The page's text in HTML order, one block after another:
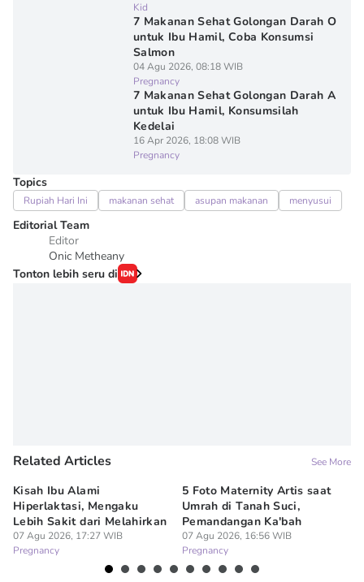
Kid
7 Makanan Sehat Golongan Darah O
untuk Ibu Hamil, Coba Konsumsi
Salmon
04 Agu 2026, 08:18 WIB
Pregnancy
7 Makanan Sehat Golongan Darah A
untuk Ibu Hamil, Konsumsilah
Kedelai
16 Apr 2026, 18:08 WIB
Pregnancy
Topics
Rupiah Hari Ini makanan sehat asupan makanan menyusui
Editorial Team
Editor
Onic Metheany
Tonton lebih seru di
Related Articles See More
Kisah Ibu Alami
Hiperlaktasi, Mengaku
Lebih Sakit dari Melahirkan
07 Agu 2026, 17:27 WIB
Pregnancy
5 Foto Maternity Artis saat
Umrah di Tanah Suci,
Pemandangan Ka'bah
07 Agu 2026, 16:56 WIB
Pregnancy